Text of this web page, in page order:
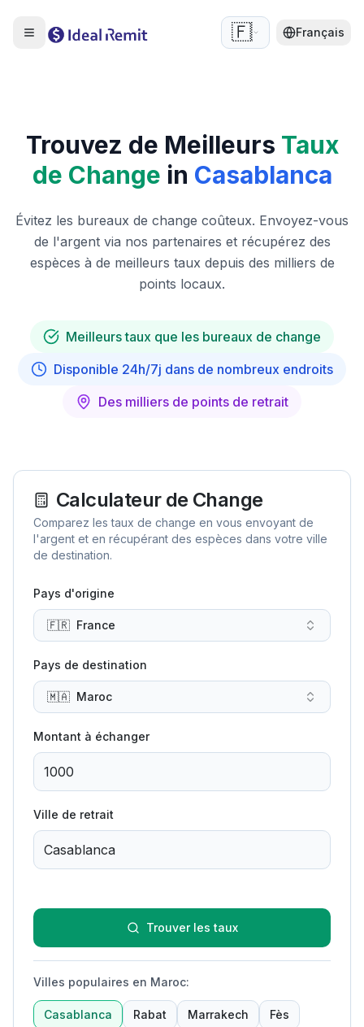
🇫🇷 Français
Trouvez de Meilleurs Taux
de Change in Casablanca
Évitez les bureaux de change coûteux. Envoyez-vous
de l'argent via nos partenaires et récupérez des
espèces à de meilleurs taux depuis des milliers de
points locaux.
Meilleurs taux que les bureaux de change
Disponible 24h/7j dans de nombreux endroits
Des milliers de points de retrait
Calculateur de Change
Comparez les taux de change en vous envoyant de
l'argent et en récupérant des espèces dans votre ville
de destination.
Pays d'origine
🇫🇷 France
Pays de destination
🇲🇦 Maroc
Montant à échanger
Ville de retrait
Trouver les taux
Villes populaires en Maroc:
Casablanca Rabat Marrakech Fès